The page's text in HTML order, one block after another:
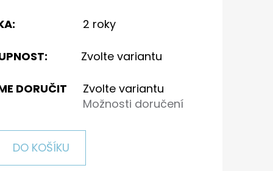
: 2 roky
Zvolte variantu
DORUČIT
Zvolte variantu
Možnosti doručení
DO KOŠÍKU